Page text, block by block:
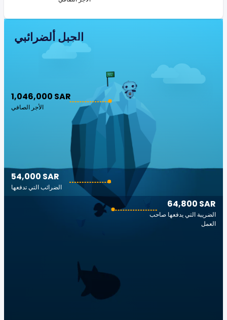
الجبل ألضرائبي
1,046,000 SAR
الأجر الصافي
64,800 SAR
الضريبة التي يدفعها صاحب
العمل
54,000 SAR
الضرائب التي تدفعها